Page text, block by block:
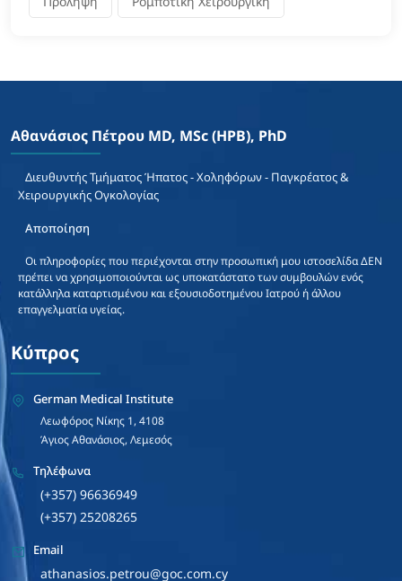
Αθανάσιος Πέτρου MD, MSc (HPB), PhD
Διευθυντής Τμήματος Ήπατος - Χοληφόρων - Παγκρέατος &
Χειρουργικής Ογκολογίας
Αποποίηση
Οι πληροφορίες που περιέχονται στην προσωπική μου ιστοσελίδα ΔΕΝ
πρέπει να χρησιμοποιούνται ως υποκατάστατο των συμβουλών ενός
κατάλληλα καταρτισμένου και εξουσιοδοτημένου Ιατρού ή άλλου
επαγγελματία υγείας.
Κύπρος
German Medical Institute
Λεωφόρος Νίκης 1, 4108
Άγιος Αθανάσιος, Λεμεσός
Τηλέφωνα
(+357) 96636949
(+357) 25208265
Email
athanasios.petrou@goc.com.cy